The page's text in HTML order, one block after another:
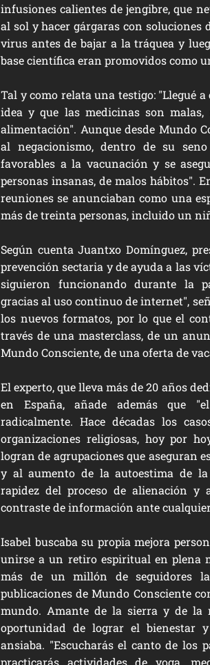
infusiones calientes de jengibre, que
al sol y hacer gárgaras con
virus antes de bajar a la tráquea y
base científica eran promovidos como
Tal y como relata una testigo: "Llegué
idea yque las medicinas son malas,
alimentación". Aunque desde Mundo
al negacionismo, dentro de su
favorables a la vacunación y se
personas insanas, de malos hábitos".
reuniones se anunciaban como una
más de treinta personas, incluido un
Según cuentaJuantxo Domínguez,
prevención sectaria y de ayuda a las
siguieron funcionando durante la
gracias al uso continuo de internet",
los nuevos formatos, por lo que el
través de una masterclass, de un
Mundo Consciente, de una oferta de
El experto, que lleva más de 20 años
en España, añade además que
radicalmente. Hace décadas los
organizaciones religiosas, hoy por
logran de agrupaciones que aseguran
y al aumento de la autoestima de la
rapidez del proceso de alienación
contraste de información ante
Isabel buscaba su propia mejora
unirse a un retiro espiritual en plena
más de un millón de seguidores
publicaciones de Mundo Consciente
mundo. Amante de la sierra y de la
oportunidad de lograr el bienestar
ansiaba. "Escucharás el canto de los
practicarás actividades de yoga,